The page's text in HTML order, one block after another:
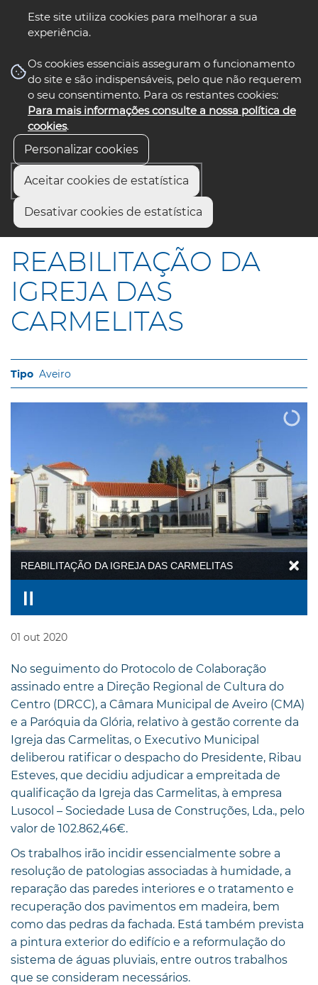
Este site utiliza cookies para melhorar a sua
experiência.
Os cookies essenciais asseguram o funcionamento
do site e são indispensáveis, pelo que não requerem
o seu consentimento. Para os restantes cookies:
Para mais informações consulte a nossa política de
cookies.
Personalizar cookies
Aceitar cookies de estatística
Desativar cookies de estatística
nos select language
Início
REABILITAÇÃO DA IGREJA DAS CARMELITAS
REABILITAÇÃO DA
IGREJA DAS
CARMELITAS
Aveiro
REABILITAÇÃO DA IGREJA DAS CARMELITAS
01 out 2020
No seguimento do Protocolo de Colaboração
assinado entre a Direção Regional de Cultura do
Centro (DRCC), a Câmara Municipal de Aveiro (CMA)
e a Paróquia da Glória, relativo à gestão corrente da
Igreja das Carmelitas, o Executivo Municipal
deliberou ratificar o despacho do Presidente, Ribau
Esteves, que decidiu adjudicar a empreitada de
qualificação da Igreja das Carmelitas, à empresa
Lusocol – Sociedade Lusa de Construções, Lda., pelo
valor de 102.862,46€.
Os trabalhos irão incidir essencialmente sobre a
resolução de patologias associadas à humidade, a
reparação das paredes interiores e o tratamento e
recuperação dos pavimentos em madeira, bem
como das pedras da fachada. Está também prevista
a pintura exterior do edifício e a reformulação do
sistema de águas pluviais, entre outros trabalhos
que se consideram necessários.